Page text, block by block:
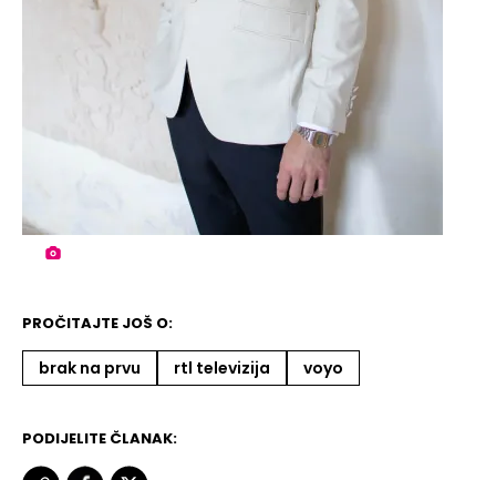
PROČITAJTE JOŠ O:
brak na prvu rtl televizija voyo
PODIJELITE ČLANAK: